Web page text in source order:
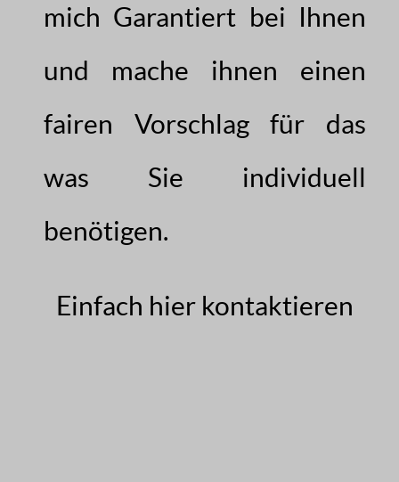
mich Garantiert bei Ihnen
und mache ihnen einen
fairen Vorschlag für das
was Sie individuell
benötigen.
Einfach hier kontaktieren